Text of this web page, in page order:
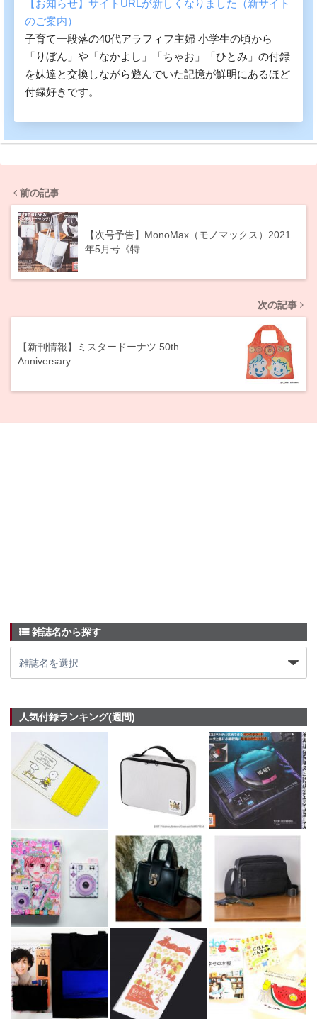
【お知らせ】サイトURLが新しくなりました（新サイト
のご案内）
子育て一段落の40代アラフィフ主婦 小学生の頃から
「りぼん」や「なかよし」「ちゃお」「ひとみ」の付録
を妹達と交換しながら遊んでいた記憶が鮮明にあるほど
付録好きです。
前の記事
【次号予告】MonoMax（モノマックス）2021
年5月号《特…
次の記事
【新刊情報】ミスタードーナツ 50th
Anniversary…
雑誌名から探す
人気付録ランキング(週間)